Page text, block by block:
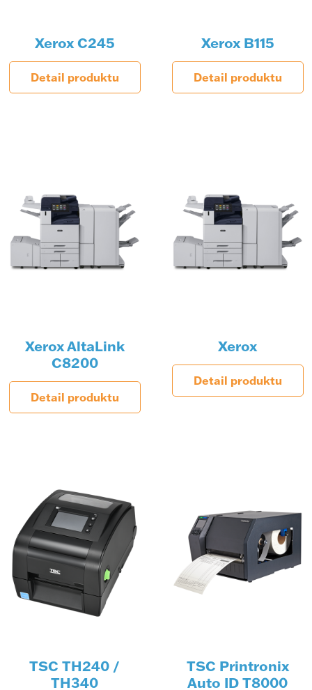
Xerox C245
Detail produktu
Xerox B115
Detail produktu
Xerox AltaLink
C8200
Detail produktu
Xerox
Detail produktu
TSC TH240 /
TH340
TSC Printronix
Auto ID T8000